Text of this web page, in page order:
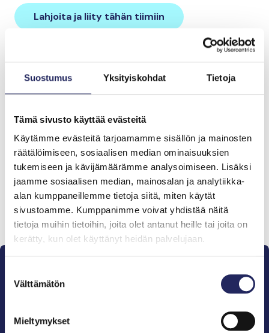
Suostumus Yksityiskohdat Tietoja
Tämä sivusto käyttää evästeitä
Käytämme evästeitä tarjoamamme sisällön ja mainosten
räätälöimiseen, sosiaalisen median ominaisuuksien
tukemiseen ja kävijämäärämme analysoimiseen. Lisäksi
jaamme sosiaalisen median, mainosalan ja analytiikka-
alan kumppaneillemme tietoja siitä, miten käytät
sivustoamme. Kumppanimme voivat yhdistää näitä
tietoja muihin tietoihin, joita olet antanut heille tai joita on
kerätty, kun olet käyttänyt heidän palvelujaan.
valinta
Välttämätön
Mieltymykset
Lahjoita ja liity tähän tiimiin
Tiimin lahjoitukset yhteensä:
Tiimille tehdyt
lahjoitukset
Lahjoita ja liity tähän tiimiin
Pelastamme Itämeren ja sen perinnön tuleville